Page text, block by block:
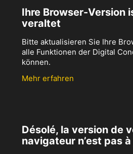
Ihre Browser-Version
veraltet
Bitte aktualisieren Sie Ihre
alle Funktionen der Digital
können.
Mehr erfahren
Désolé, la version de
navigateur n’est pas